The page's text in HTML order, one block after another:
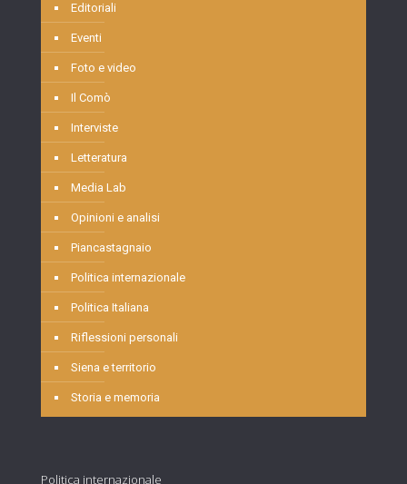
Editoriali
Eventi
Foto e video
Il Comò
Interviste
Letteratura
Media Lab
Opinioni e analisi
Piancastagnaio
Politica internazionale
Politica Italiana
Riflessioni personali
Siena e territorio
Storia e memoria
Politica internazionale